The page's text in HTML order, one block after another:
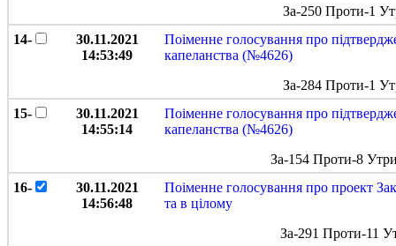
За-250 Проти-1
14-
30.11.2021
14:53:49
Поіменне голосування про
капеланства (№4626)
За-284 Проти-1
15-
30.11.2021
14:55:14
Поіменне голосування про
капеланства (№4626)
За-154 Проти-8
16-
30.11.2021
14:56:48
Поіменне голосування про проект
та в цілому
За-291 Проти-11